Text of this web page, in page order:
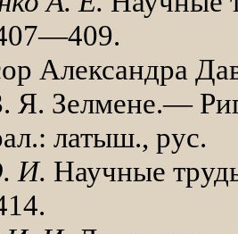
Александра
Я. Зелмене.—
латыш., рус.
И. Научные